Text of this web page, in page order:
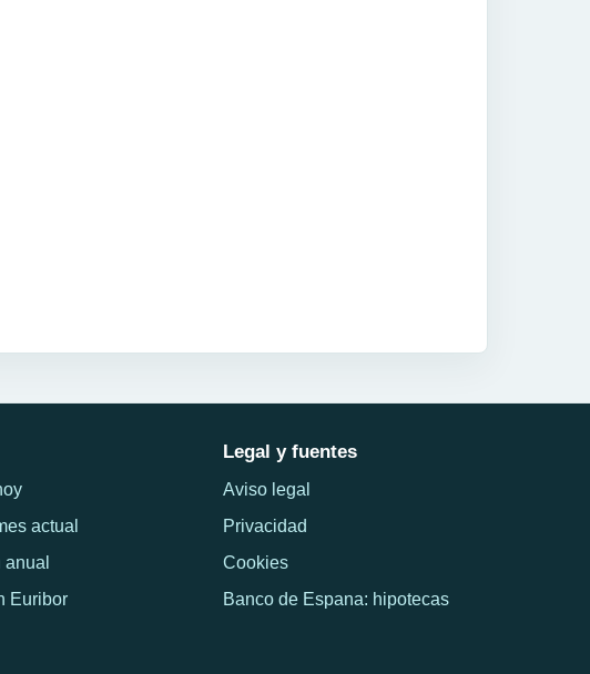
actual
Euribor
Legal y fuentes
Aviso legal
Privacidad
Cookies
Banco de Espana: hipotecas